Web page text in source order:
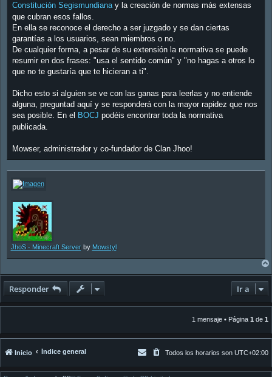
Constitución Segismundianay la creación de normas más extensas
que cubran esos fallos.
En ella se reconoce el derecho a ser juzgado y se dan ciertas
garantías a los usuarios, sean miembros o no.
De cualquier forma, a pesar de su extensión la normativa se puede
resumir en dos frases: "usa el sentido común" y "no hagas a otros lo
que no te gustaría que te hicieran a ti".
Dicho esto si alguien se ve con las ganas para leerlas y no entiende
alguna, preguntad aquí y se responderá con la mayor rapidez que nos
sea posible. En el BOCJ podéis encontrar toda la normativa
publicada.
Mowser, administrador y co-fundador de Clan Jhoo!
JhoS - Minecraft Serverby Mowstyl
Responder Ir a
1 mensaje • Página 1 de 1
Inicio Índice general Todos los horarios son UTC+02:00